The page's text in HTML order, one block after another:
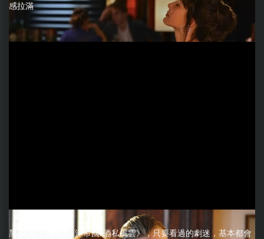
感拉滿
黑幫犯罪劇《大西洋帝國/酒私風雲》，只要看過的劇迷，基本都會